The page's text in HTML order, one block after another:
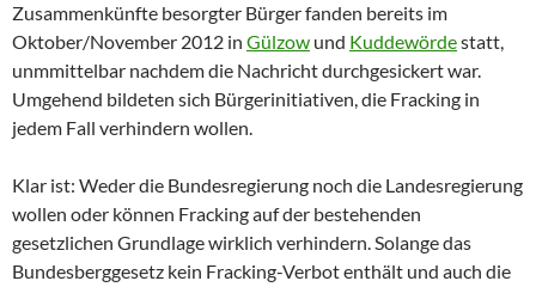
Zusammenkünfte besorgter Bürger fanden bereits im
Oktober/November 2012 in Gülzow und Kuddewördestatt,
unmmittelbar nachdem die Nachricht durchgesickert war.
Umgehend bildeten sich Bürgerinitiativen, die Fracking in
jedem Fall verhindern wollen.
Klar ist: Weder die Bundesregierung noch die Landesregierung
wollen oder können Fracking auf der bestehenden
gesetzlichen Grundlage wirklich verhindern. Solange das
Bundesberggesetz kein Fracking-Verbot enthält und auch die